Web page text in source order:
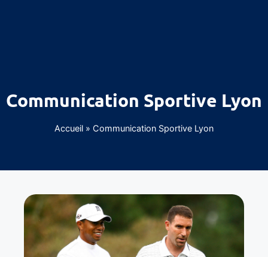
Communication Sportive Lyon
Accueil » Communication Sportive Lyon